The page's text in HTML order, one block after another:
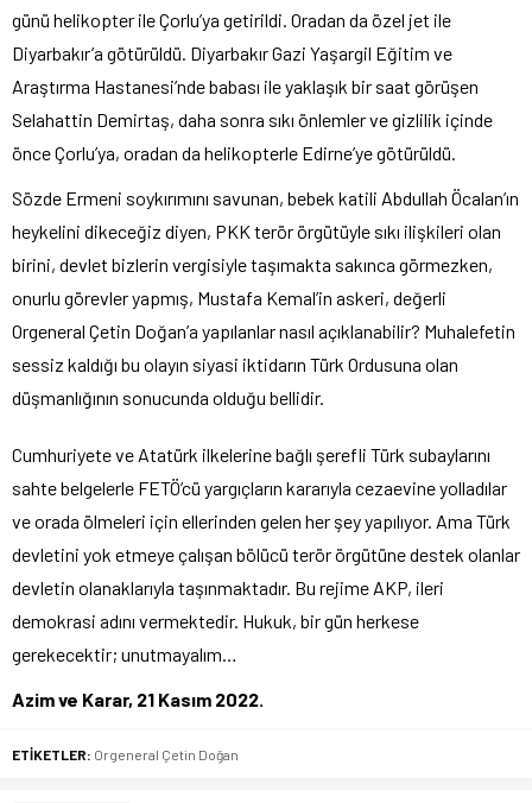
günü helikopter ile Çorlu’ya getirildi. Oradan da özel jet ile
Diyarbakır’a götürüldü. Diyarbakır Gazi Yaşargil Eğitim ve
Araştırma Hastanesi’nde babası ile yaklaşık bir saat görüşen
Selahattin Demirtaş, daha sonra sıkı önlemler ve gizlilik içinde
önce Çorlu’ya, oradan da helikopterle Edirne’ye götürüldü.
Sözde Ermeni soykırımını savunan, bebek katili Abdullah Öcalan’ın
heykelini dikeceğiz diyen, PKK terör örgütüyle sıkı ilişkileri olan
birini, devlet bizlerin vergisiyle taşımakta sakınca görmezken,
onurlu görevler yapmış, Mustafa Kemal’in askeri, değerli
Orgeneral Çetin Doğan’a yapılanlar nasıl açıklanabilir? Muhalefetin
sessiz kaldığı bu olayın siyasi iktidarın Türk Ordusuna olan
düşmanlığının sonucunda olduğu bellidir.
Cumhuriyete ve Atatürk ilkelerine bağlı şerefli Türk subaylarını
sahte belgelerle FETÖ’cü yargıçların kararıyla cezaevine yolladılar
ve orada ölmeleri için ellerinden gelen her şey yapılıyor. Ama Türk
devletini yok etmeye çalışan bölücü terör örgütüne destek olanlar
devletin olanaklarıyla taşınmaktadır. Bu rejime AKP, ileri
demokrasi adını vermektedir. Hukuk, bir gün herkese
gerekecektir; unutmayalım…
Azim ve Karar, 21 Kasım 2022.
ETİKETLER: Orgeneral Çetin Doğan